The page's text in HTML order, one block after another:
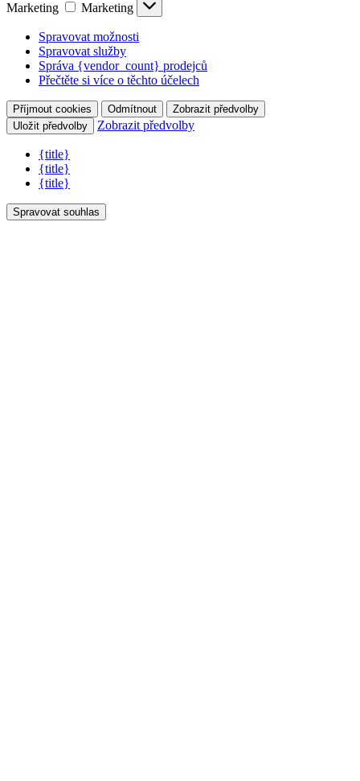
Marketing
Marketing
Spravovat možnosti
Spravovat služby
Správa {vendor_count} prodejců
Přečtěte si více o těchto účelech
Příjmout cookies Odmítnout
Zobrazit předvolby
Uložit předvolby
Zobrazit předvolby
{title}
{title}
{title}
Spravovat souhlas